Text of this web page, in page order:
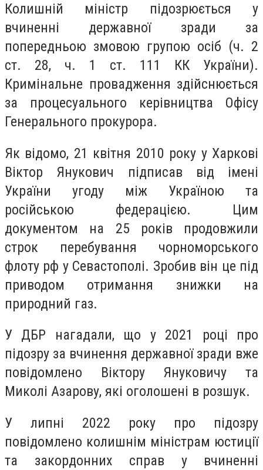
Колишній міністр підозрюється у
вчиненні державної зради за
попередньою змовою групою осіб (ч. 2
ст. 28, ч. 1 ст. 111 КК України).
Кримінальне провадження здійснюється
за процесуального керівництва Офісу
Генерального прокурора.
Як відомо, 21 квітня 2010 року у Харкові
Віктор Янукович підписав від імені
України угоду між Україною та
російською федерацією. Цим
документом на 25 років продовжили
строк перебування чорноморського
флоту рф у Севастополі. Зробив він це під
приводом отримання знижки на
природний газ.
У ДБР нагадали, що у 2021 році про
підозру за вчинення державної зради вже
повідомлено Віктору Януковичу та
Миколі Азарову, які оголошені в розшук.
У липні 2022 року про підозру
повідомлено колишнім міністрам юстиції
та закордонних справ у вчиненні